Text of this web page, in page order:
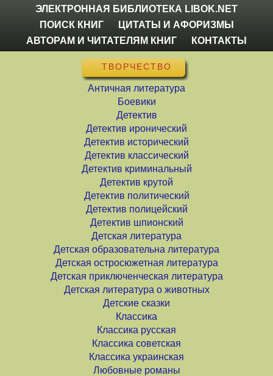
ЭЛЕКТРОННАЯ БИБЛИОТЕКА LIBOK.NET
ПОИСК КНИГ
ЦИТАТЫ И АФОРИЗМЫ
АВТОРАМ И ЧИТАТЕЛЯМ КНИГ
КОНТАКТЫ
ТВОРЧЕСТВО
Античная литература
Боевики
Детектив
Детектив иронический
Детектив исторический
Детектив классический
Детектив криминальный
Детектив крутой
Детектив политический
Детектив полицейский
Детектив шпионский
Детская литература
Детская образовательна литература
Детская остросюжетная литература
Детская приключенческая литература
Детская литература о животных
Детские сказки
Классика
Классика русская
Классика советская
Классика украинская
Любовные романы